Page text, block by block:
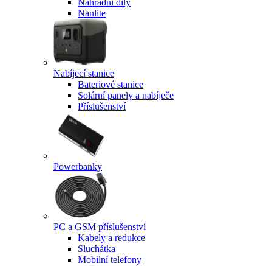
Náhradní díly
Nanlite
Nabíjecí stanice
Bateriové stanice
Solární panely a nabíječe
Příslušenství
Powerbanky
PC a GSM příslušenství
Kabely a redukce
Sluchátka
Mobilní telefony